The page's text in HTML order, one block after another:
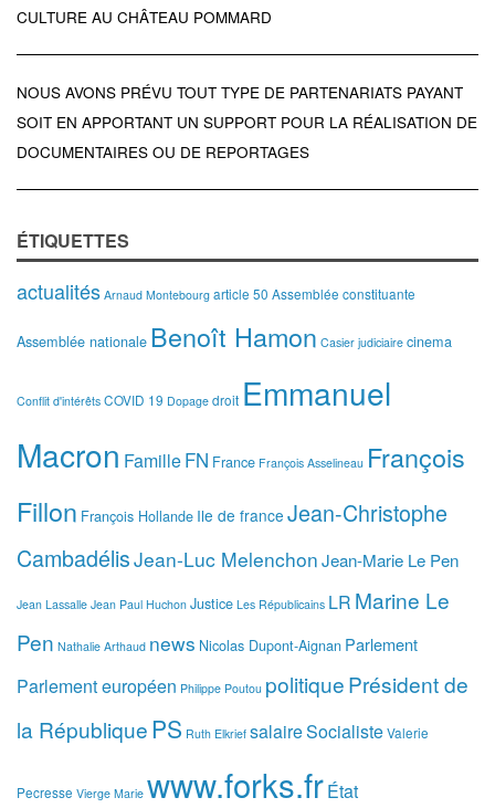
CULTURE AU CHÂTEAU POMMARD
NOUS AVONS PRÉVU TOUT TYPE DE PARTENARIATS PAYANT
SOIT EN APPORTANT UN SUPPORT POUR LA RÉALISATION DE
DOCUMENTAIRES OU DE REPORTAGES
ÉTIQUETTES
actualités Arnaud Montebourg article 50 Assemblée constituante
Assemblée nationale Benoît Hamon Casier judiciaire cinema
Conflit d'intérêts COVID 19 Dopage droit Emmanuel
Macron FamilleFN France François Asselineau François
Fillon François Hollande Ile de france Jean-Christophe
CambadélisJean-Luc MelenchonJean-Marie Le Pen
Jean Lassalle Jean Paul Huchon Justice Les Républicains LR Marine Le
Pen Nathalie Arthaud news Nicolas Dupont-Aignan Parlement
Parlement européen Philippe Poutou politiquePrésident de
la République PS Ruth Elkrief salaireSocialisteValerie
Pecresse Vierge Marie www.forks.frÉtat